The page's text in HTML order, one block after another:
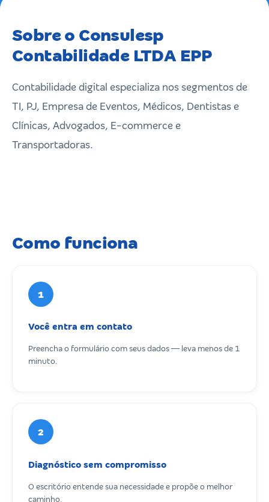
Sobre o Consulesp
Contabilidade LTDA EPP
Contabilidade digital especializa nos segmentos de
TI, PJ, Empresa de Eventos, Médicos, Dentistas e
Clínicas, Advogados, E-commerce e
Transportadoras.
Como funciona
1
Você entra em contato
Preencha o formulário com seus dados — leva menos de 1
minuto.
2
Diagnóstico sem compromisso
O escritório entende sua necessidade e propõe o melhor
caminho.